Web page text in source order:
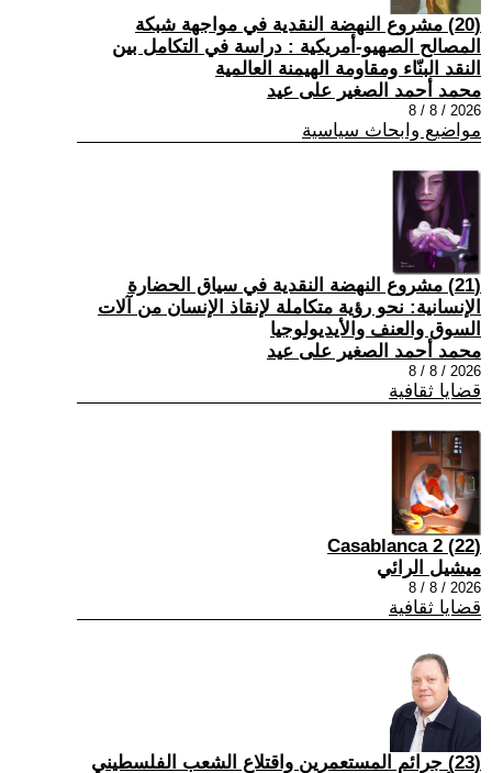
(20) مشروع النهضة النقدية في مواجهة شبكة
المصالح الصهيو-أمريكية : دراسة في التكامل بين
النقد البنّاء ومقاومة الهيمنة العالمية
محمد أحمد الصغير على عيد
2026 / 8 / 8
مواضيع وابحاث سياسية
(21) مشروع النهضة النقدية في سياق الحضارة
الإنسانية: نحو رؤية متكاملة لإنقاذ الإنسان من آلات
السوق والعنف والأيديولوجيا
محمد أحمد الصغير على عيد
2026 / 8 / 8
قضايا ثقافية
(22) Casablanca 2
ميشيل الرائي
2026 / 8 / 8
قضايا ثقافية
(23) جرائم المستعمرين واقتلاع الشعب الفلسطيني